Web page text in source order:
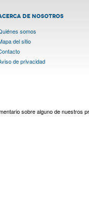
DE NOSOTROS
somos
del sitio
de privacidad
sobre alguno de nuestros